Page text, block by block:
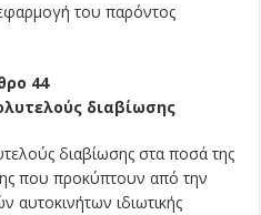
του παρόντος
44
διαβίωσης
διαβίωσης στα ποσά της
που προκύπτουν από την
αυτοκινήτων ιδιωτικής